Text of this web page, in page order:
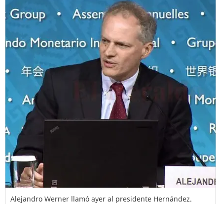
Alejandro Werner llamó ayer al presidente Hernández.